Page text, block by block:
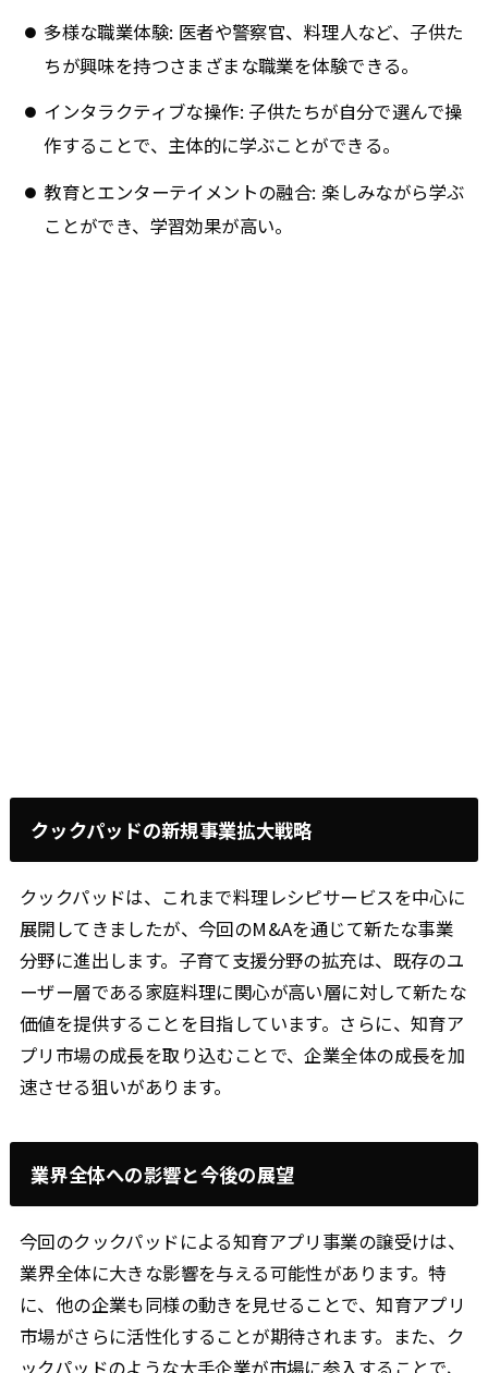
多様な職業体験: 医者や警察官、料理人など、子供た
ちが興味を持つさまざまな職業を体験できる。
インタラクティブな操作: 子供たちが自分で選んで操
作することで、主体的に学ぶことができる。
教育とエンターテイメントの融合: 楽しみながら学ぶ
ことができ、学習効果が高い。
クックパッドの新規事業拡大戦略
クックパッドは、これまで料理レシピサービスを中心に
展開してきましたが、今回のM&Aを通じて新たな事業
分野に進出します。子育て支援分野の拡充は、既存のユ
ーザー層である家庭料理に関心が高い層に対して新たな
価値を提供することを目指しています。さらに、知育ア
プリ市場の成長を取り込むことで、企業全体の成長を加
速させる狙いがあります。
業界全体への影響と今後の展望
今回のクックパッドによる知育アプリ事業の譲受けは、
業界全体に大きな影響を与える可能性があります。特
に、他の企業も同様の動きを見せることで、知育アプリ
市場がさらに活性化することが期待されます。また、ク
ックパッドのような大手企業が市場に参入することで、